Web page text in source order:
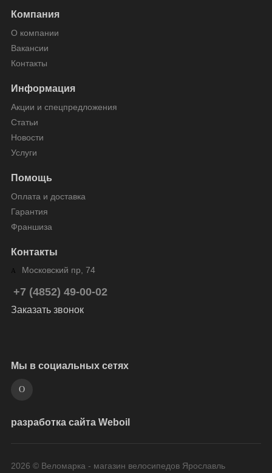
Компания
О компании
Вакансии
Контакты
Информация
Акции и спецпредложения
Статьи
Новости
Услуги
Помощь
Оплата и доставка
Гарантия
Франшиза
Контакты
Московский пр, 74
+7 (4852) 49-00-02
Заказать звонок
Мы в социальных сетях
разработка сайта Weboil
2026 © Веломарка - магазин велосипедов Ярославль